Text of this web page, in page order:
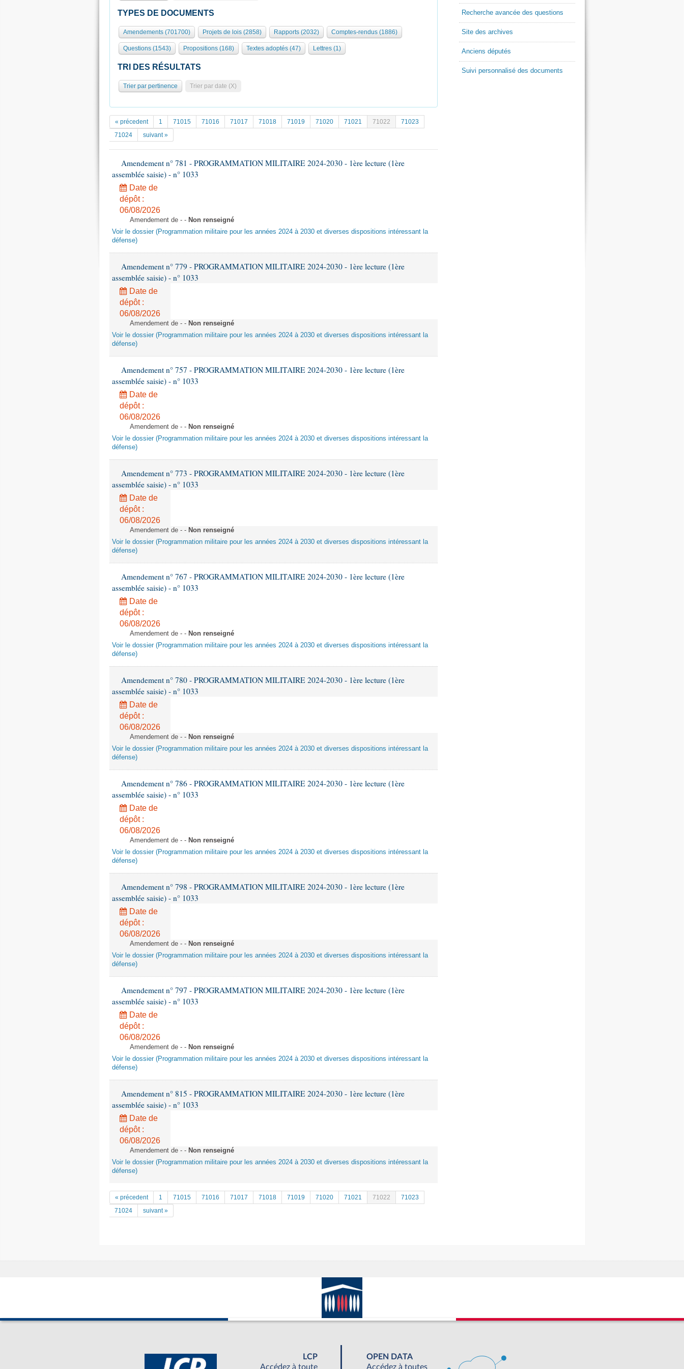
TYPES DE DOCUMENTS
Amendements (701700) Projets de lois (2858) Rapports (2032) Comptes-rendus (1886)
Questions (1543) Propositions (168) Textes adoptés (47) Lettres (1)
TRI DES RÉSULTATS
Trier par pertinence Trier par date (X)
« précedent 1 71015 71016 71017 71018 71019 71020 71021 71022
71023
71024
suivant »
Amendement n° 781 - PROGRAMMATION MILITAIRE 2024-2030 - 1ère lecture (1ère
assemblée saisie) - n° 1033
Date de
dépôt :
06/08/2026
Amendement de - - Non renseigné
Voir le dossier (Programmation militaire pour les années 2024 à 2030 et diverses dispositions intéressant la
défense)
Amendement n° 779 - PROGRAMMATION MILITAIRE 2024-2030 - 1ère lecture (1ère
assemblée saisie) - n° 1033
Date de
dépôt :
06/08/2026
Amendement de - - Non renseigné
Voir le dossier (Programmation militaire pour les années 2024 à 2030 et diverses dispositions intéressant la
défense)
Amendement n° 757 - PROGRAMMATION MILITAIRE 2024-2030 - 1ère lecture (1ère
assemblée saisie) - n° 1033
Date de
dépôt :
06/08/2026
Amendement de - - Non renseigné
Voir le dossier (Programmation militaire pour les années 2024 à 2030 et diverses dispositions intéressant la
défense)
Amendement n° 773 - PROGRAMMATION MILITAIRE 2024-2030 - 1ère lecture (1ère
assemblée saisie) - n° 1033
Date de
dépôt :
06/08/2026
Amendement de - - Non renseigné
Voir le dossier (Programmation militaire pour les années 2024 à 2030 et diverses dispositions intéressant la
défense)
Amendement n° 767 - PROGRAMMATION MILITAIRE 2024-2030 - 1ère lecture (1ère
assemblée saisie) - n° 1033
Date de
dépôt :
06/08/2026
Amendement de - - Non renseigné
Voir le dossier (Programmation militaire pour les années 2024 à 2030 et diverses dispositions intéressant la
défense)
Amendement n° 780 - PROGRAMMATION MILITAIRE 2024-2030 - 1ère lecture (1ère
assemblée saisie) - n° 1033
Date de
dépôt :
06/08/2026
Amendement de - - Non renseigné
Voir le dossier (Programmation militaire pour les années 2024 à 2030 et diverses dispositions intéressant la
défense)
Amendement n° 786 - PROGRAMMATION MILITAIRE 2024-2030 - 1ère lecture (1ère
assemblée saisie) - n° 1033
Date de
dépôt :
06/08/2026
Amendement de - - Non renseigné
Voir le dossier (Programmation militaire pour les années 2024 à 2030 et diverses dispositions intéressant la
défense)
Amendement n° 798 - PROGRAMMATION MILITAIRE 2024-2030 - 1ère lecture (1ère
assemblée saisie) - n° 1033
Date de
dépôt :
06/08/2026
Amendement de - - Non renseigné
Voir le dossier (Programmation militaire pour les années 2024 à 2030 et diverses dispositions intéressant la
défense)
Amendement n° 797 - PROGRAMMATION MILITAIRE 2024-2030 - 1ère lecture (1ère
assemblée saisie) - n° 1033
Date de
dépôt :
06/08/2026
Amendement de - - Non renseigné
Voir le dossier (Programmation militaire pour les années 2024 à 2030 et diverses dispositions intéressant la
défense)
Amendement n° 815 - PROGRAMMATION MILITAIRE 2024-2030 - 1ère lecture (1ère
assemblée saisie) - n° 1033
Date de
dépôt :
06/08/2026
Amendement de - - Non renseigné
Voir le dossier (Programmation militaire pour les années 2024 à 2030 et diverses dispositions intéressant la
défense)
« précedent 1 71015 71016 71017 71018 71019 71020 71021 71022
71023
71024
suivant »
Recherche avancée des questions
Site des archives
Anciens députés
Suivi personnalisé des documents
LCP
Accédez à toute
OPEN DATA
Accédez à toutes